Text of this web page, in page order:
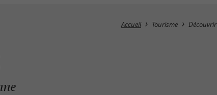
Accueil Tourisme Découvrir